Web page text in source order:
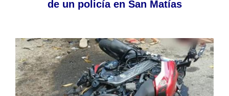
de un policía en San Matías